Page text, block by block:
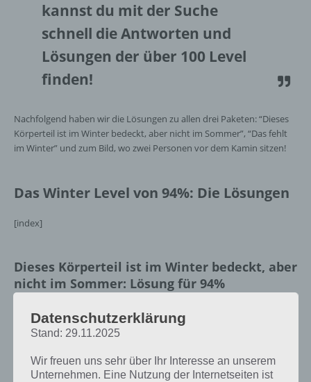
kannst du mit der Suche
schnell die Antworten und
Lösungen der über 100 Level
finden!
Nachfolgend haben wir die Lösungen zu allen drei Paketen: “Dieses
Körperteil ist im Winter bedeckt, aber nicht im Sommer”, “Das fehlt
im Winter” und zum Bild, wo zwei Personen vor dem Kamin sitzen!
Das Winter Level von 94%: Die Lösungen
[index]
Dieses Körperteil ist im Winter bedeckt, aber
nicht im Sommer: Lösung für 94%
Nachfolgend findest du alle richtigen Antworten zum Sachverhalt
Dieses Körperteil ist im Winter bedeckt, aber nicht im Sommer in der
Hier die Antworten:
Datenschutzerklärung
Stand: 29.11.2025
Wir freuen uns sehr über Ihr Interesse an unserem
Unternehmen. Eine Nutzung der Internetseiten ist